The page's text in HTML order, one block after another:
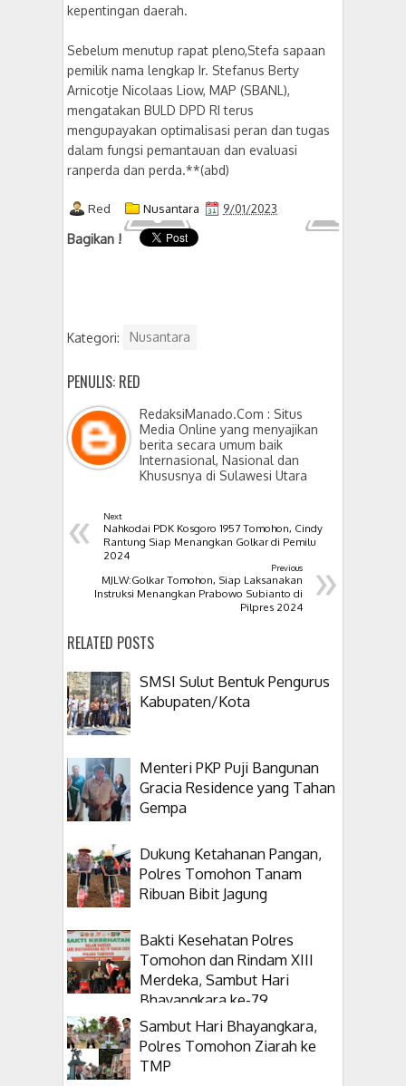
kepentingan daerah.
Sebelum menutup rapat pleno,Stefa sapaan
pemilik nama lengkap Ir. Stefanus Berty
Arnicotje Nicolaas Liow, MAP (SBANL),
mengatakan BULD DPD RI terus
mengupayakan optimalisasi peran dan tugas
dalam fungsi pemantauan dan evaluasi
ranperda dan perda.**(abd)
Red Nusantara 9/01/2023
Bagikan !
Kategori: Nusantara
PENULIS: RED
RedaksiManado.Com : Situs
Media Online yang menyajikan
berita secara umum baik
Internasional, Nasional dan
Khususnya di Sulawesi Utara
« Next
Nahkodai PDK Kosgoro 1957 Tomohon, Cindy
Rantung Siap Menangkan Golkar di Pemilu
2024
»
Previous
MJLW:Golkar Tomohon, Siap Laksanakan
Instruksi Menangkan Prabowo Subianto di
Pilpres 2024
RELATED POSTS
SMSI Sulut Bentuk Pengurus
Kabupaten/Kota
Menteri PKP Puji Bangunan
Gracia Residence yang Tahan
Gempa
Dukung Ketahanan Pangan,
Polres Tomohon Tanam
Ribuan Bibit Jagung
Bakti Kesehatan Polres
Tomohon dan Rindam XIII
Merdeka, Sambut Hari
Bhayangkara ke-79
Sambut Hari Bhayangkara,
Polres Tomohon Ziarah ke
TMP